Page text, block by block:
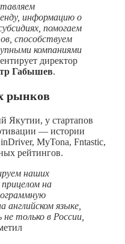
информацию о
помогаем
способствуем
компаниями
директор
Габышев.
рынков
Якутии, у стартапов
— истории
MyTona, Fntastic,
рейтингов.
наших
на
английском языке,
только в России,